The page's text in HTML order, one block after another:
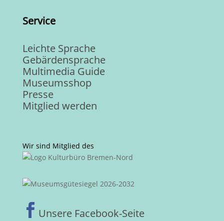
Service
Leichte Sprache
Gebärdensprache
Multimedia Guide
Museumsshop
Presse
Mitglied werden
Wir sind Mitglied des
 Unsere Facebook-Seite